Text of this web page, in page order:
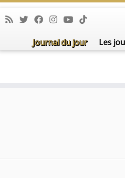
Journal du jour Les